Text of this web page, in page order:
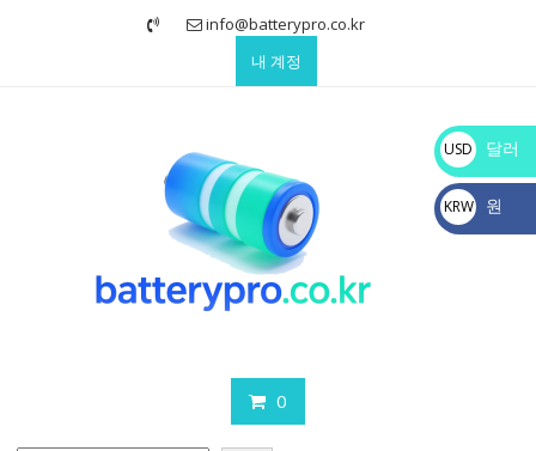
info@batterypro.co.kr
내 계정
0
USD
$
달러
KRW
₩
원